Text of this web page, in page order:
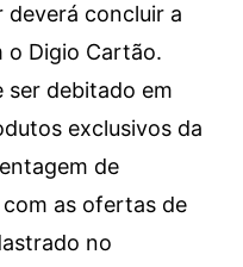
deverá concluir a
o Digio Cartão.
ser debitado em
exclusivos da
de
as ofertas de
no